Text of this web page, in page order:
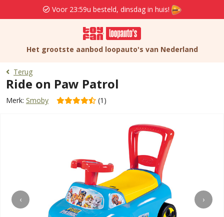
Voor 23:59u besteld, dinsdag in huis!
Het grootste aanbod loopauto's van Nederland
Terug
Ride on Paw Patrol
Merk: Smoby (1)
‹ ›